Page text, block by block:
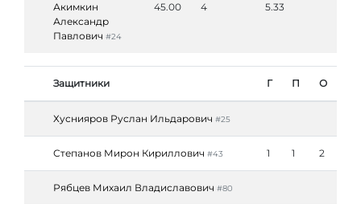
Акимкин
Александр
Павлович #24
45.00 4 5.33
Защитники Г П О
Хуснияров Руслан Ильдарович #25
Степанов Мирон Кириллович #43 1 1 2
Рябцев Михаил Владиславович #80